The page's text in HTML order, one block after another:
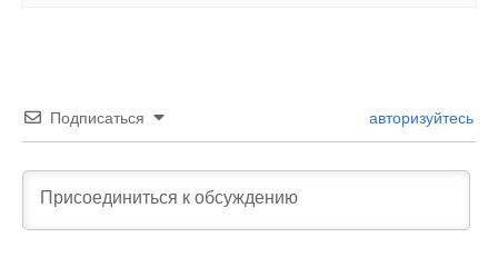
Подписаться авторизуйтесь